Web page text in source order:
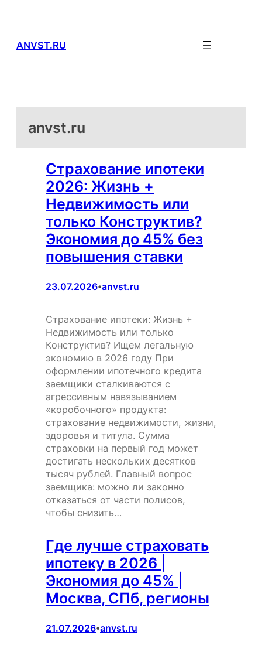
ANVST.RU
anvst.ru
Страхование ипотеки
2026: Жизнь +
Недвижимость или
только Конструктив?
Экономия до 45% без
повышения ставки
23.07.2026•anvst.ru
Страхование ипотеки: Жизнь +
Недвижимость или только
Конструктив? Ищем легальную
экономию в 2026 году При
оформлении ипотечного кредита
заемщики сталкиваются с
агрессивным навязыванием
«коробочного» продукта:
страхование недвижимости, жизни,
здоровья и титула. Сумма
страховки на первый год может
достигать нескольких десятков
тысяч рублей. Главный вопрос
заемщика: можно ли законно
отказаться от части полисов,
чтобы снизить…
Где лучше страховать
ипотеку в 2026 |
Экономия до 45% |
Москва, СПб, регионы
21.07.2026•anvst.ru